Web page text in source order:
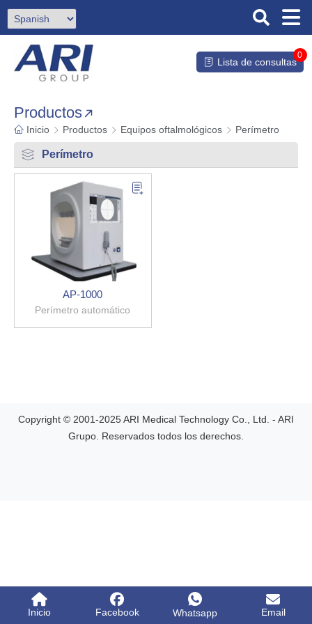
Lista de consultas
0
Productos
Inicio Productos Equipos oftalmológicos Perímetro
Perímetro
AP-1000
Perímetro automático
Copyright © 2001-2025 ARI Medical Technology Co., Ltd. - ARI
Grupo. Reservados todos los derechos.
Inicio Facebook Whatsapp Email